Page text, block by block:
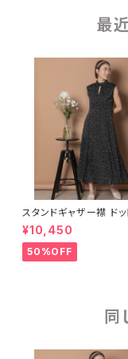
最
スタンドギャザー襟 ドッ
リワンピース
¥10,450
50%OFF
同